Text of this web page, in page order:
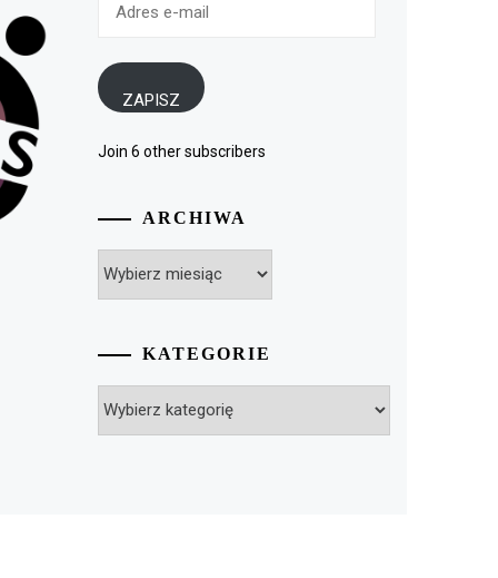
ZAPISZ
Join 6 other subscribers
ARCHIWA
KATEGORIE